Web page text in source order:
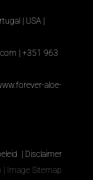
| USA |
| +351 963
aloe-
Disclaimer
Image Sitemap